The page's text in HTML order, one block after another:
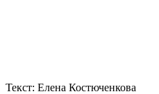
Текст: Елена Костюченкова